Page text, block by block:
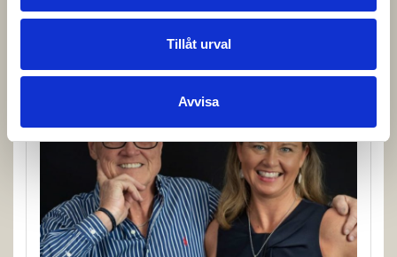
Tillåt urval
Avvisa
Oliver Rosell